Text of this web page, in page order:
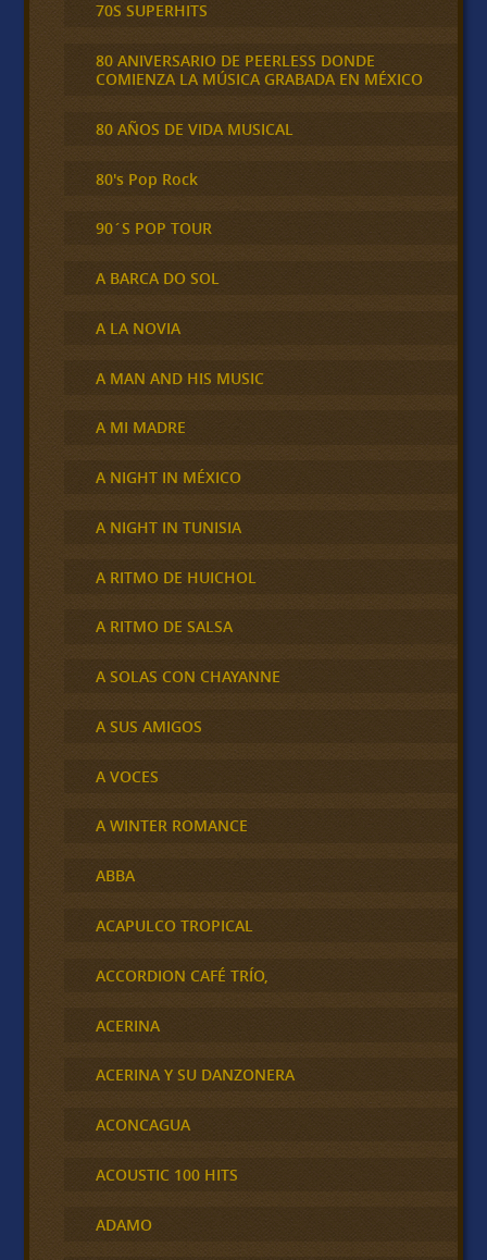
70S SUPERHITS
80 ANIVERSARIO DE PEERLESS DONDE
COMIENZA LA MÚSICA GRABADA EN MÉXICO
80 AÑOS DE VIDA MUSICAL
80's Pop Rock
90´S POP TOUR
A BARCA DO SOL
A LA NOVIA
A MAN AND HIS MUSIC
A MI MADRE
A NIGHT IN MÉXICO
A NIGHT IN TUNISIA
A RITMO DE HUICHOL
A RITMO DE SALSA
A SOLAS CON CHAYANNE
A SUS AMIGOS
A VOCES
A WINTER ROMANCE
ABBA
ACAPULCO TROPICAL
ACCORDION CAFÉ TRÍO,
ACERINA
ACERINA Y SU DANZONERA
ACONCAGUA
ACOUSTIC 100 HITS
ADAMO